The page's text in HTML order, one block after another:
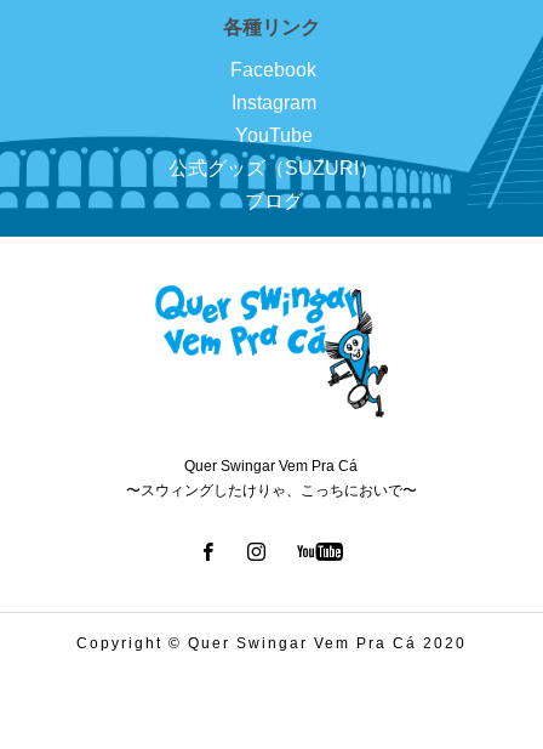
各種リンク
Facebook
Instagram
YouTube
公式グッズ（SUZURI）
ブログ
Quer Swingar Vem Pra Cá
〜スウィングしたけりゃ、こっちにおいで〜
Copyright © Quer Swingar Vem Pra Cá 2020